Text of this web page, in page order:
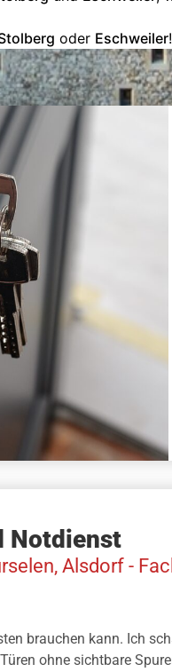
oder Eschweiler!
Notdienst
Alsdorf -
brauchen kann. Ich
ohne sichtbare